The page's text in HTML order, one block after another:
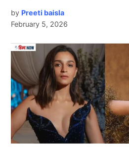
भारतीय क्रिकेट में कुछ मामले फैंस की
खासकर 2008 के पहले आईपीएल
इसमें उस समय भारत के दो सबसे बड़े
ऑफ-स्पिनर हरभजन सिंह
गेंदबाज़श्रीसंतशामिल थे।
by Preeti baisla
February 5, 2026